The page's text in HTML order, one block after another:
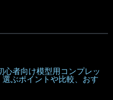
心者向け模型用コンプレッ
ぶポイントや比較、おす